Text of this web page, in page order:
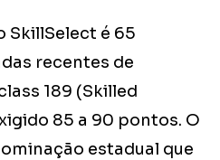
SkillSelect é 65
recentes de
189 (Skilled
85 a 90 pontos. O
estadual que